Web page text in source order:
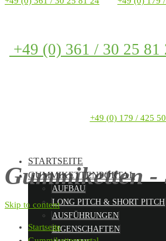
+49 (0) 361 / 30 25 81
+49 (0) 179 / 425
Gummiketten -
STARTSEITE
GUMMIKETTENPORTAL
AUFBAU
LONG PITCH & SHORT PITCH
AUSFÜHRUNGEN
EIGENSCHAFTEN
Skip to content
Startseite